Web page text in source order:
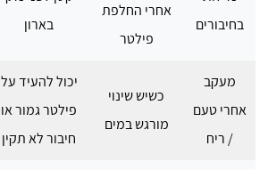
בחיבורים
אחרי החלפת
פילטר
בארון
מעקב
אחרי טעם
/ ריח
כשיש שינוי
מורגש במים
יכול להעיד על
פילטר גמור או
חיבור לא תקין